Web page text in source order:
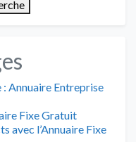
: Annuaire Entreprise
Fixe Gratuit
avec l’Annuaire Fixe